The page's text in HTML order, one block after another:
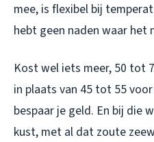
mee, is flexibel bij
hebt geen naden waar het
Kost wel iets meer, 50 tot
in plaats van 45 tot 55
bespaar je geld. En bij die
kust, met al dat zoute